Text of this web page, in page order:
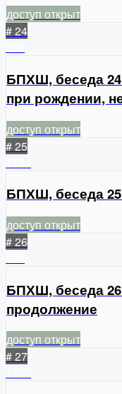
доступ открыт
# 24
БПХШ, беседа
при рождении,
доступ открыт
# 25
БПХШ, беседа
доступ открыт
# 26
БПХШ, беседа
продолжение
доступ открыт
# 27